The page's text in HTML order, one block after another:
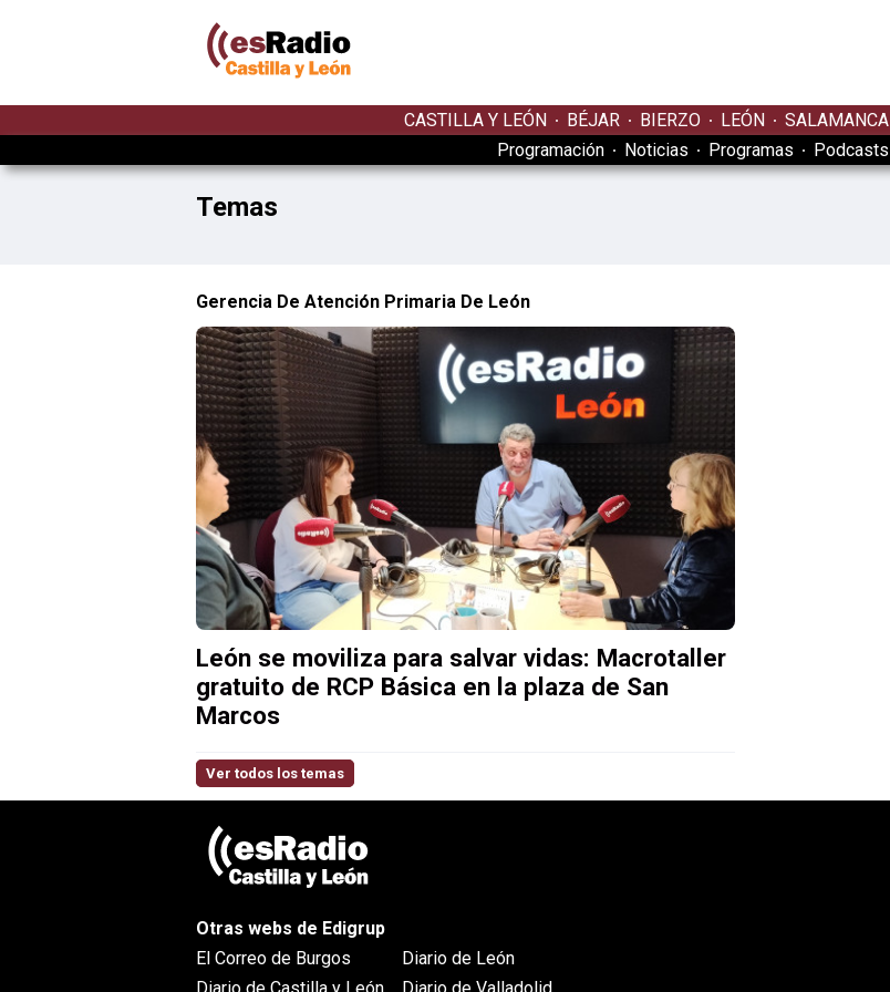
CASTILLA Y LEÓN BÉJAR BIERZO LEÓN SALAMANCA
Programación
Noticias Programas Podcasts
Temas
Gerencia De Atención Primaria De León
León se moviliza para salvar vidas: Macrotaller
gratuito de RCP Básica en la plaza de San
Marcos
Ver todos los temas
Otras webs de Edigrup
El Correo de Burgos
Diario de León